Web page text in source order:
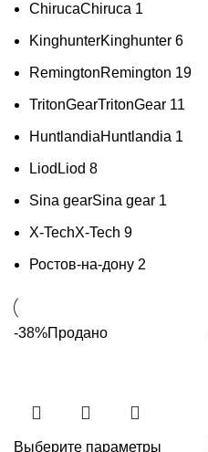
ChirucaChiruca 1
KinghunterKinghunter 6
RemingtonRemington 19
TritonGearTritonGear 11
HuntlandiaHuntlandia 1
Liod Liod 8
Sina gearSina gear 1
X-TechX-Tech 9
Ростов-на-дону 2
-38%Продано
Выберите параметры